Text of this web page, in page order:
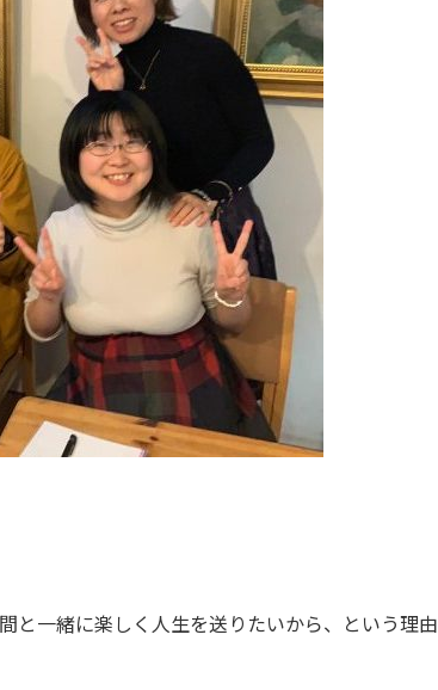
と一緒に楽しく人生を送りたいから、という理由